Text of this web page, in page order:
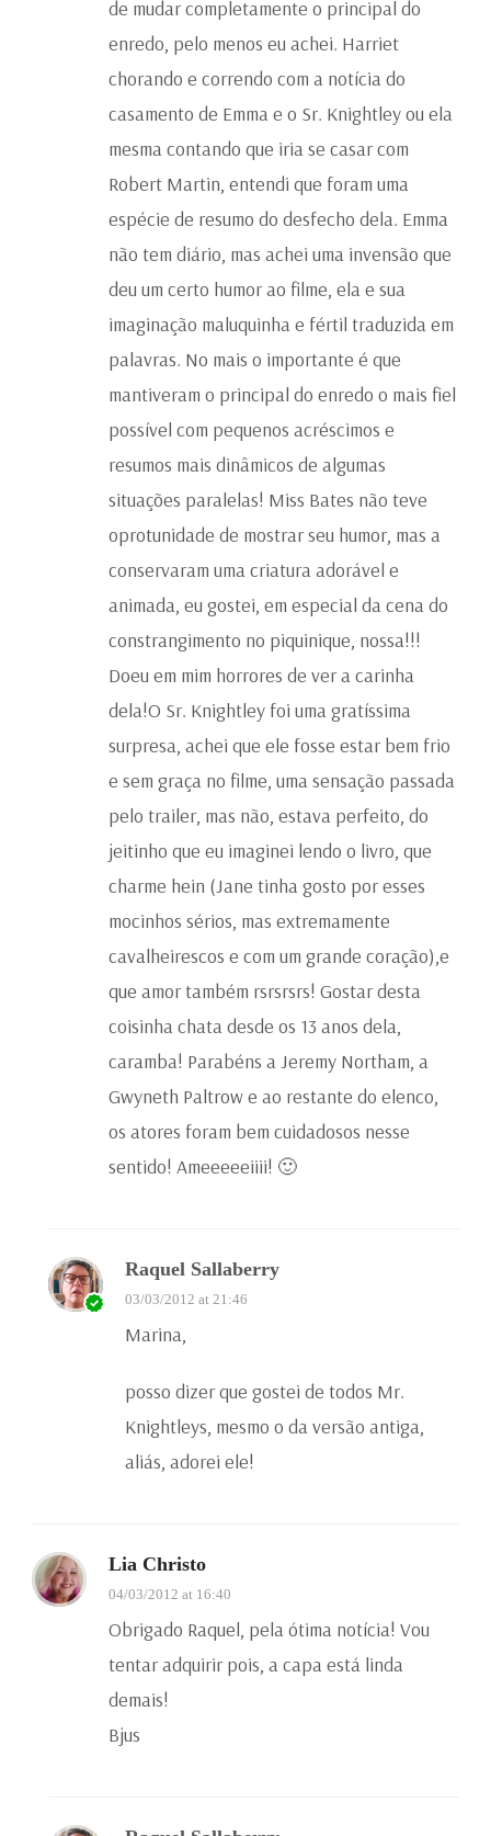
de mudar completamente o principal do
enredo, pelo menos eu achei. Harriet
chorando e correndo com a notícia do
casamento de Emma e o Sr. Knightley ou ela
mesma contando que iria se casar com
Robert Martin, entendi que foram uma
espécie de resumo do desfecho dela. Emma
não tem diário, mas achei uma invensão que
deu um certo humor ao filme, ela e sua
imaginação maluquinha e fértil traduzida em
palavras. No mais o importante é que
mantiveram o principal do enredo o mais fiel
possível com pequenos acréscimos e
resumos mais dinâmicos de algumas
situações paralelas! Miss Bates não teve
oprotunidade de mostrar seu humor, mas a
conservaram uma criatura adorável e
animada, eu gostei, em especial da cena do
constrangimento no piquinique, nossa!!!
Doeu em mim horrores de ver a carinha
dela!O Sr. Knightley foi uma gratíssima
surpresa, achei que ele fosse estar bem frio
e sem graça no filme, uma sensação passada
pelo trailer, mas não, estava perfeito, do
jeitinho que eu imaginei lendo o livro, que
charme hein (Jane tinha gosto por esses
mocinhos sérios, mas extremamente
cavalheirescos e com um grande coração),e
que amor também rsrsrsrs! Gostar desta
coisinha chata desde os 13 anos dela,
caramba! Parabéns a Jeremy Northam, a
Gwyneth Paltrow e ao restante do elenco,
os atores foram bem cuidadosos nesse
sentido! Ameeeeeiiii! 🙂
Raquel Sallaberry
03/03/2012 at 21:46
Marina,
posso dizer que gostei de todos Mr.
Knightleys, mesmo o da versão antiga,
aliás, adorei ele!
Lia Christo
04/03/2012 at 16:40
Obrigado Raquel, pela ótima notícia! Vou
tentar adquirir pois, a capa está linda
demais!
Bjus